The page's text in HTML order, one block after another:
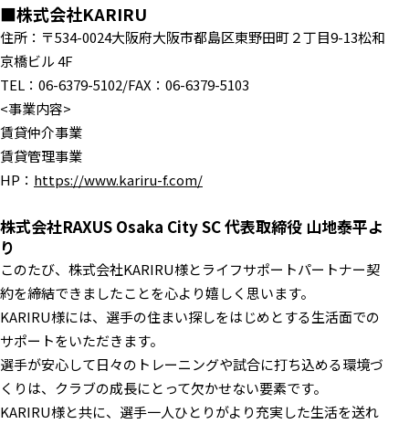
■株式会社KARIRU
住所：〒534-0024大阪府大阪市都島区東野田町２丁目9-13松和
京橋ビル 4F
TEL：06-6379-5102/FAX：06-6379-5103
<事業内容>
​賃貸仲介事業
賃貸管理事業
HP： https://www.kariru-f.com/
株式会社RAXUS Osaka City SC 代表取締役 山地泰平よ
り
このたび、株式会社KARIRU様とライフサポートパートナー契
約を締結できましたことを心より嬉しく思います。
KARIRU様には、選手の住まい探しをはじめとする生活面での
サポートをいただきます。
選手が安心して日々のトレーニングや試合に打ち込める環境づ
くりは、クラブの成長にとって欠かせない要素です。
KARIRU様と共に、選手一人ひとりがより充実した生活を送れ